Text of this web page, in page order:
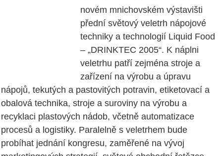
novém mnichovském výstavišti
přední světový veletrh nápojové
techniky a technologií Liquid Food
– „DRINKTEC 2005“. K náplni
veletrhu patří zejména stroje a
zařízení na výrobu a úpravu
nápojů, tekutých a pastovitých potravin, etiketovací a
obalová technika, stroje a suroviny na výrobu a
recyklaci plastových nádob, včetně automatizace
procesů a logistiky. Paralelně s veletrhem bude
probíhat jednání kongresu, zaměřené na vývoj